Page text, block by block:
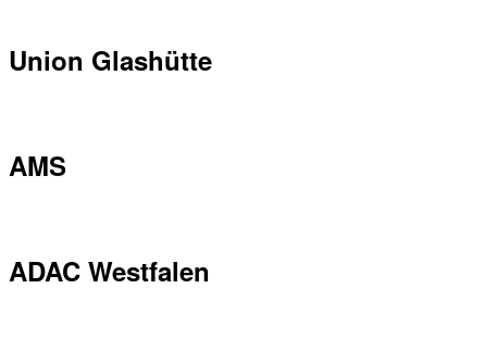
Union Glashütte
AMS
ADAC Westfalen